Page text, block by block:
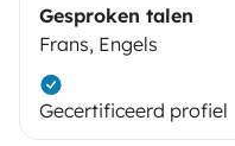
Gesproken talen
Frans, Engels
Gecertificeerd profiel